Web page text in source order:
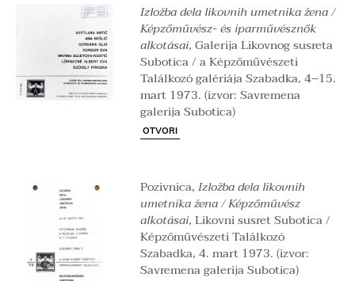
Izložba dela likovnih umetnika žena /
Képzőművész- és iparművésznők
alkotásai, Galerija Likovnog susreta
Subotica / a Képzőművészeti
Találkozó galériája Szabadka, 4–15.
mart 1973. (izvor: Savremena
galerija Subotica)
OTVORI
Pozivnica,Izložba dela likovnih
umetnika žena / Képzőművész
alkotásai, Likovni susret Subotica /
Képzőművészeti Találkozó
Szabadka, 4. mart 1973. (izvor:
Savremena galerija Subotica)